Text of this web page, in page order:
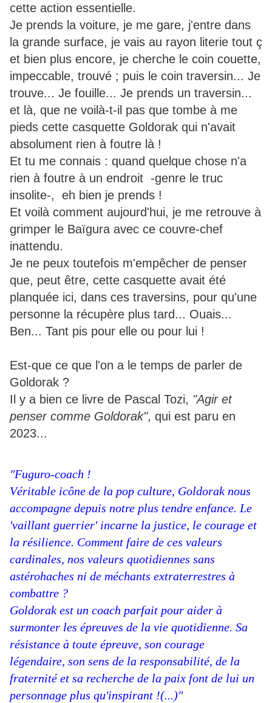
cette action essentielle.
Je prends la voiture, je me gare, j'entre dans
la grande surface, je vais au rayon literie tout ç
et bien plus encore, je cherche le coin couette,
impeccable, trouvé ; puis le coin traversin... Je
trouve... Je fouille... Je prends un traversin...
et là, que ne voilà-t-il pas que tombe à me
pieds cette casquette Goldorak qui n'avait
absolument rien à foutre là !
Et tu me connais : quand quelque chose n'a
rien à foutre à un endroit -genre le truc
insolite-, eh bien je prends !
Et voilà comment aujourd'hui, je me retrouve à
grimper le Baïgura avec ce couvre-chef
inattendu.
Je ne peux toutefois m'empêcher de penser
que, peut être, cette casquette avait été
planquée ici, dans ces traversins, pour qu'une
personne la récupère plus tard... Ouais...
Ben... Tant pis pour elle ou pour lui !
Est-que ce que l'on a le temps de parler de
Goldorak ?
Il y a bien ce livre de Pascal Tozi, "Agir et
penser comme Goldorak", qui est paru en
2023...
"Fuguro-coach !
Véritable icône de la pop culture, Goldorak nous
accompagne depuis notre plus tendre enfance. Le
'vaillant guerrier' incarne la justice, le courage et
la résilience. Comment faire de ces valeurs
cardinales, nos valeurs quotidiennes sans
astérohaches ni de méchants extraterrestres à
combattre ?
Goldorak est un coach parfait pour aider à
surmonter les épreuves de la vie quotidienne. Sa
résistance à toute épreuve, son courage
légendaire, son sens de la responsabilité, de la
fraternité et sa recherche de la paix font de lui un
personnage plus qu'inspirant !(...)"